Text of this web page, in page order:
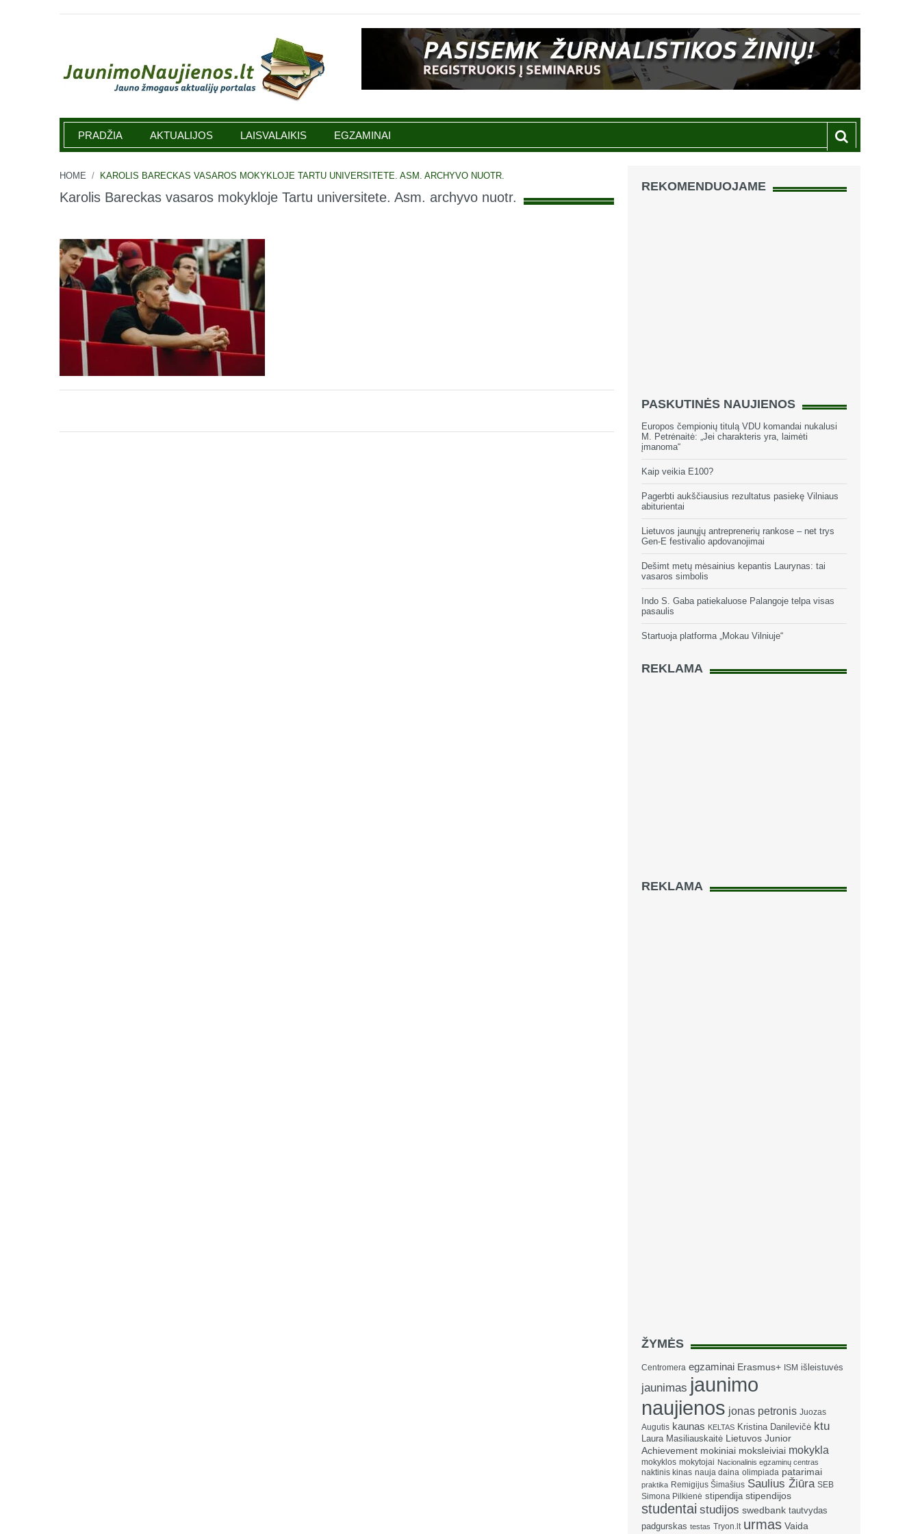
Jaunimonaujienos.lt
PRADŽIA AKTUALIJOS LAISVALAIKIS EGZAMINAI
HOME / KAROLIS BARECKAS VASAROS MOKYKLOJE TARTU UNIVERSITETE. ASM. ARCHYVO NUOTR.
Karolis Bareckas vasaros mokykloje Tartu universitete. Asm. archyvo nuotr.
REKOMENDUOJAME
PASKUTINĖS NAUJIENOS
Europos čempionių titulą VDU komandai nukalusi
M. Petrėnaitė: „Jei charakteris yra, laimėti
įmanoma“
Kaip veikia E100?
Pagerbti aukščiausius rezultatus pasiekę Vilniaus
abiturientai
Lietuvos jaunųjų antreprenerių rankose – net trys
Gen-E festivalio apdovanojimai
Dešimt metų mėsainius kepantis Laurynas: tai
vasaros simbolis
Indo S. Gaba patiekaluose Palangoje telpa visas
pasaulis
Startuoja platforma „Mokau Vilniuje“
REKLAMA
REKLAMA
ŽYMĖS
Centromera egzaminai Erasmus+ ISM išleistuvės
jaunimas jaunimo
naujienos jonas petronis Juozas
Augutis kaunas KELTAS Kristina Danilevičė ktu
Laura Masiliauskaitė Lietuvos Junior
Achievement mokiniai moksleiviai mokykla
mokyklos mokytojai Nacionalinis egzaminų centras
naktinis kinas nauja daina olimpiada patarimai
praktika Remigijus Šimašius Saulius Žiūra SEB
Simona Pilkienė stipendija stipendijos
studentai studijos swedbank tautvydas
padgurskas testas Tryon.lt urmas Vaida